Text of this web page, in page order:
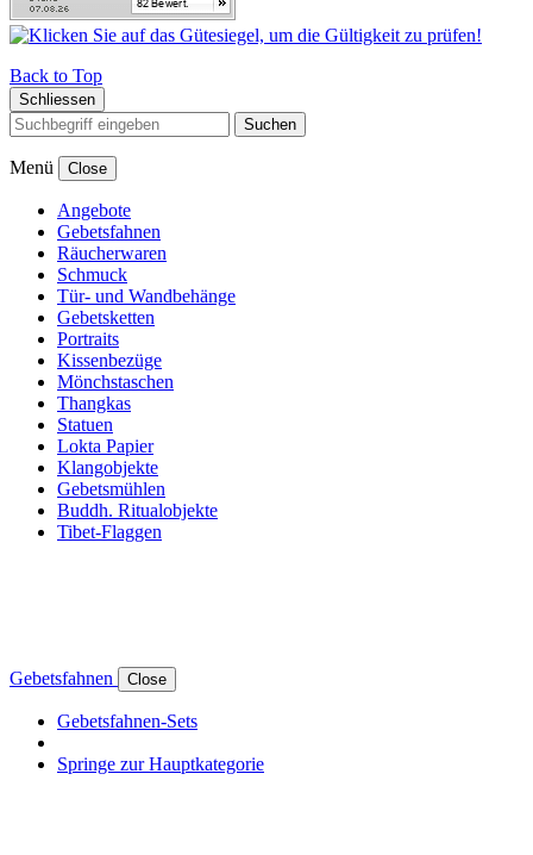
Back to Top
Schliessen
Suchen
Menü Close
Angebote
Gebetsfahnen
Räucherwaren
Schmuck
Tür- und Wandbehänge
Gebetsketten
Portraits
Kissenbezüge
Mönchstaschen
Thangkas
Statuen
Lokta Papier
Klangobjekte
Gebetsmühlen
Buddh. Ritualobjekte
Tibet-Flaggen
Gebetsfahnen Close
Gebetsfahnen-Sets
Springe zur Hauptkategorie